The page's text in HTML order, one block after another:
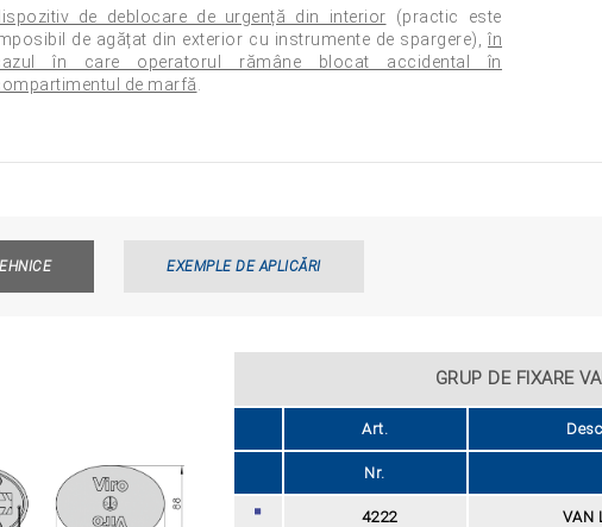
de deblocare de urgență din interior (practic este
de agățat din exterior cu instrumente de spargere), în
în care operatorul rămâne blocat accidental în
de marfă
EXEMPLE DE APLICĂRI
GRUP DE FIXARE
Art.
Nr.
4222 VAN